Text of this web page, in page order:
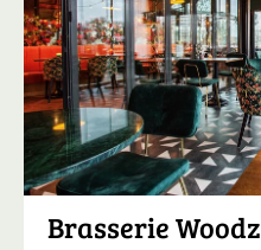
Brasserie Woodz